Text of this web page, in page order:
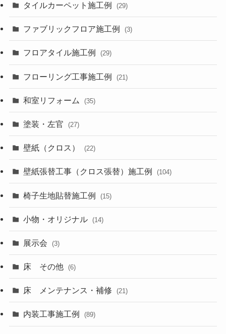
タイルカーペット施工例 (29)
ファブリックフロア施工例 (3)
フロアタイル施工例 (29)
フローリング工事施工例 (21)
和室リフォーム (35)
塗装・左官 (27)
壁紙（クロス） (22)
壁紙張替工事（クロス張替）施工例 (104)
椅子生地貼替施工例 (15)
小物・オリジナル (14)
展示会 (3)
床 その他 (6)
床 メンテナンス・補修 (21)
内装工事施工例 (89)